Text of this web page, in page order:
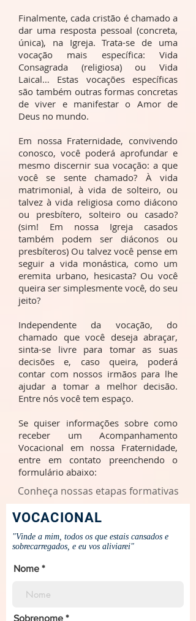
​Finalmente, cada cristão é chamado a
dar uma resposta pessoal (concreta,
única), na Igreja. Trata-se de uma
vocação mais específica: Vida
Consagrada (religiosa) ou Vida
Laical… Estas vocações específicas
são também outras formas concretas
de viver e manifestar o Amor de
Deus no mundo.
Em nossa Fraternidade, convivendo
conosco, você poderá aprofundar e
mesmo discernir sua vocação: a que
você se sente chamado? À vida
matrimonial, à vida de solteiro, ou
talvez à vida religiosa como diácono
ou presbítero, solteiro ou casado?
(sim! Em nossa Igreja casados
também podem ser diáconos ou
presbíteros) Ou talvez você pense em
seguir a vida monástica, como um
eremita urbano, hesicasta? Ou você
queira ser simplesmente você, do seu
jeito?
Independente da vocação, do
chamado que você deseja abraçar,
sinta-se livre para tomar as suas
decisões e, caso queira, poderá
contar com nossos irmãos para lhe
ajudar a tomar a melhor decisão.
Entre nós você tem espaço.
Se quiser informações sobre como
receber um Acompanhamento
Vocacional em nossa Fraternidade,
entre em contato preenchendo o
formulário abaixo:
Conheça nossas etapas formativas
VOCACIONAL
"Vinde a mim, todos os que estais cansados e
sobrecarregados, e eu vos aliviarei"
Nome
Sobrenome